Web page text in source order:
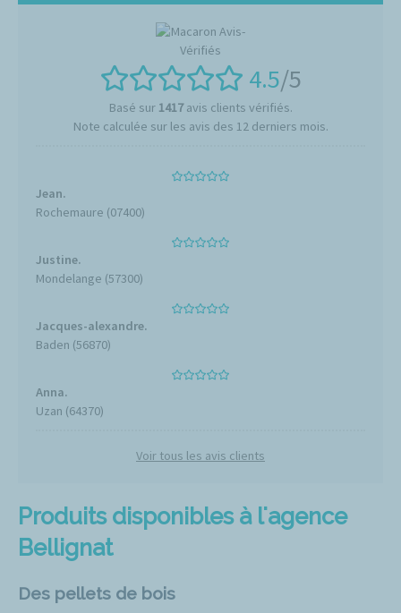
Produits disponibles à l'agence
Bellignat
Des pellets de bois
4.5/5
Basé sur 1417avis clients vérifiés.
Note calculée sur les avis des 12 derniers mois.
Jean.
Rochemaure (07400)
Justine.
Mondelange (57300)
Jacques-alexandre.
Baden (56870)
Anna.
Uzan (64370)
Voir tous les avis clients